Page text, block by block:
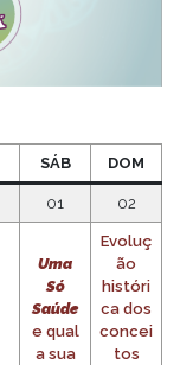
SÁB DOM
01 02
Uma
Só
Saúde
e qual
a sua
Evoluç
ão
históri
ca dos
concei
tos